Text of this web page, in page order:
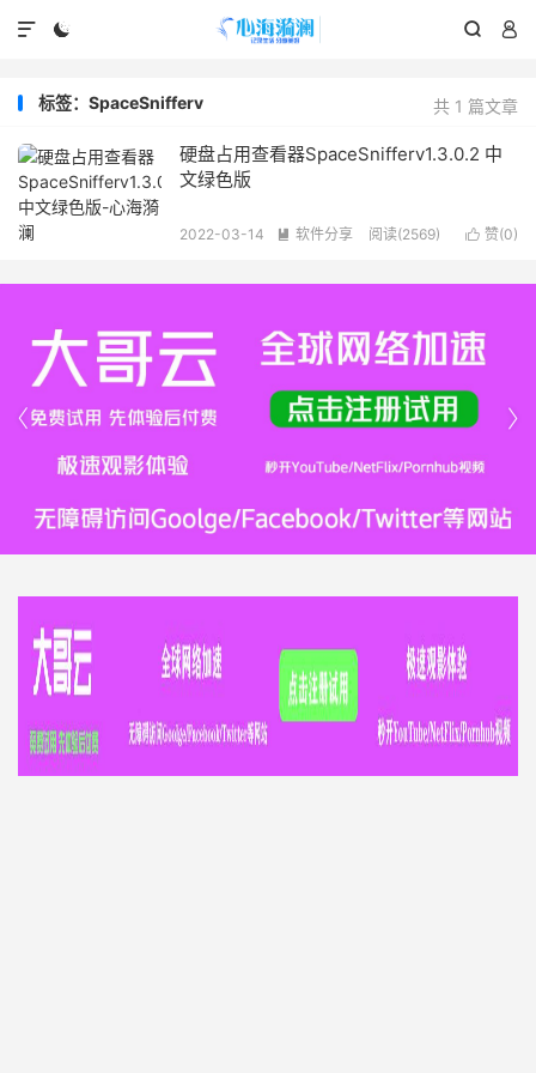
  

共 1 篇文章
标签：SpaceSnifferv
硬盘占用查看器SpaceSnifferv1.3.0.2 中
文绿色版
 赞(0)
2022-03-14  软件分享 阅读(2569)

